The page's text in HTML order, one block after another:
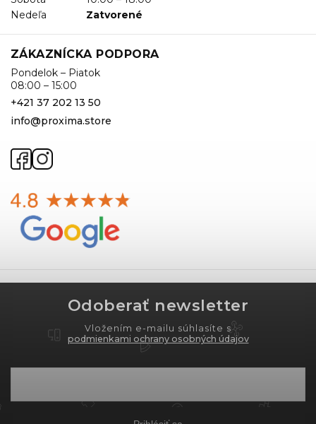
Nedeľa
Zatvorené
ZÁKAZNÍCKA PODPORA
Pondelok – Piatok
08:00 – 15:00
+421 37 202 13 50
info@proxima.store
Odoberať newsletter
Vložením e-mailu súhlasíte s
podmienkami ochrany osobných údajov